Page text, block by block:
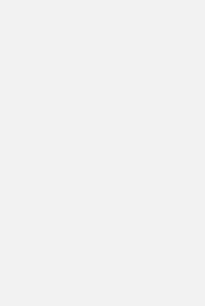
(2023年各专业收费标准)